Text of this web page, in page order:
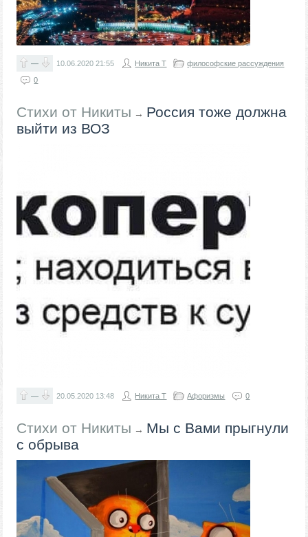
— 10.06.202021:55 Никита Т
философские рассуждения
0
Стихи от Никиты → Россия тоже должна
выйти из ВОЗ
— 20.05.2020 13:48 Никита Т Афоризмы 0
Стихи от Никиты → Мы с Вами прыгнули
с обрыва